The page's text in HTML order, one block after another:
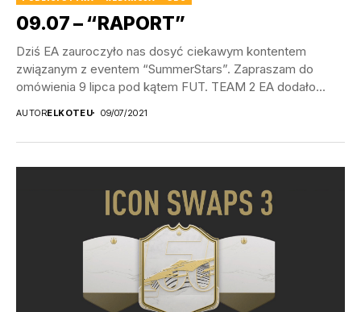
09.07 – “RAPORT”
Dziś EA zauroczyło nas dosyć ciekawym kontentem
związanym z eventem “SummerStars”. Zapraszam do
omówienia 9 lipca pod kątem FUT. TEAM 2 EA dodało...
AUTORELKOTEU 09/07/2021